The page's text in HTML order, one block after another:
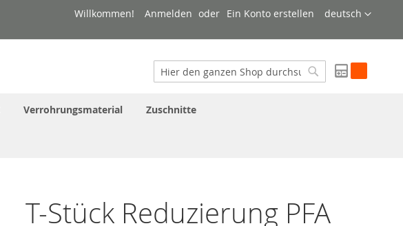
Sprache
deutsch
Willkommen! Anmelden
Ein Konto erstellen
Suche
Verrohrungsmaterial Zuschnitte
T-Stück Reduzierung PFA